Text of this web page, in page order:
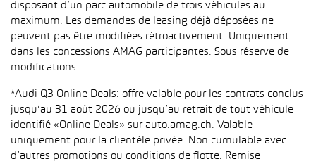
disposant d’un parc automobile de trois véhicules au
maximum. Les demandes de leasing déjà déposées ne
peuvent pas être modifiées rétroactivement. Uniquement
dans les concessions AMAG participantes. Sous réserve de
modifications.
*Audi Q3 Online Deals: offre valable pour les contrats conclus
jusqu’au 31 août 2026 ou jusqu’au retrait de tout véhicule
identifié «Online Deals» sur auto.amag.ch. Valable
uniquement pour la clientèle privée. Non cumulable avec
d’autres promotions ou conditions de flotte. Remise